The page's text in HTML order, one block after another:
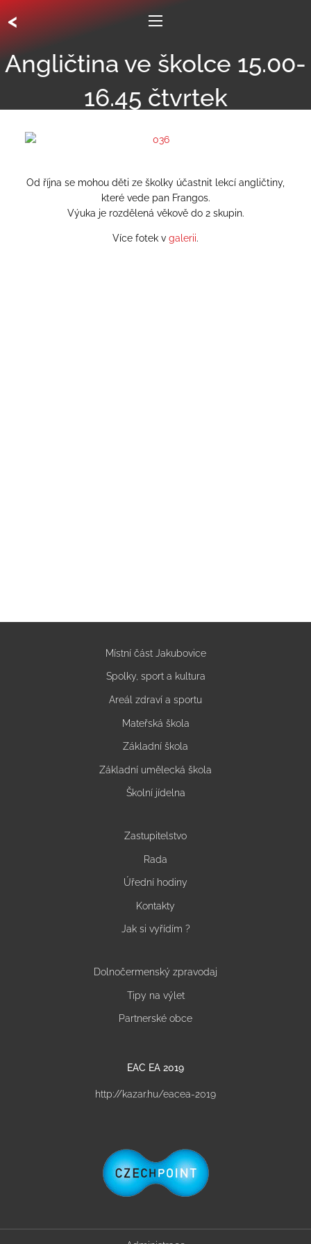
<
Angličtina ve školce 15.00-
16.45 čtvrtek
Od října se mohou děti ze školky účastnit lekcí angličtiny,
které vede pan Frangos.
Výuka je rozdělená věkově do 2 skupin.
Více fotek v galerii.
Místní část Jakubovice
Spolky, sport a kultura
Areál zdraví a sportu
Mateřská škola
Základní škola
Základní umělecká škola
Školní jídelna
Zastupitelstvo
Rada
Úřední hodiny
Kontakty
Jak si vyřídím ?
Dolnočermenský zpravodaj
Tipy na výlet
Partnerské obce
EAC EA 2019
http://kazar.hu/eacea-2019